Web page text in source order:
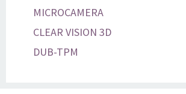
MICROCAMERA
CLEAR VISION 3D
DUB-TPM